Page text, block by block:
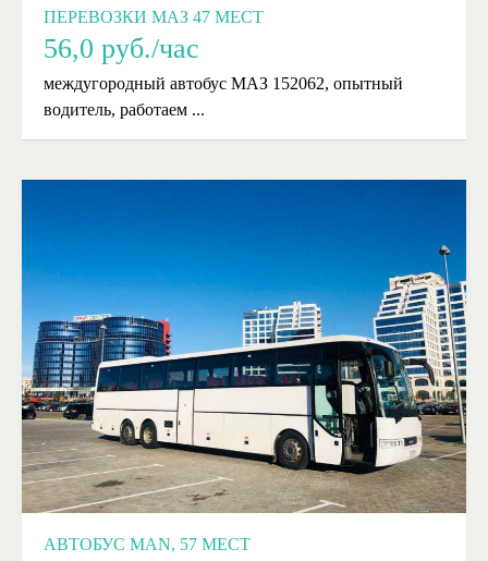
ПЕРЕВОЗКИ МАЗ 47 МЕСТ
56,0 руб./час
междугородный автобус МАЗ 152062, опытный
водитель, работаем ...
АВТОБУС MAN, 57 МЕСТ